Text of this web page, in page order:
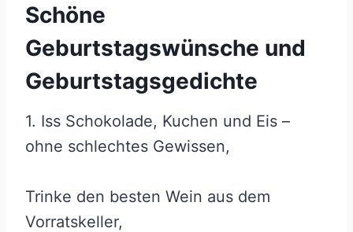
Schöne
Geburtstagswünsche und
Geburtstagsgedichte
1. Iss Schokolade, Kuchen und Eis –
ohne schlechtes Gewissen,
Trinke den besten Wein aus dem
Vorratskeller,